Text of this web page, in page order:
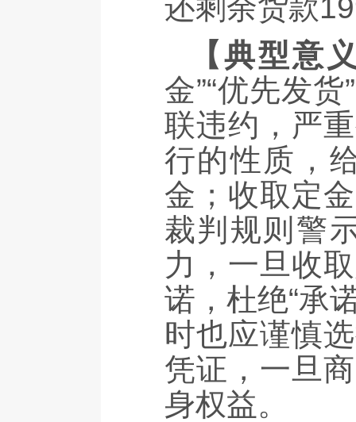
还剩余货款
【典型意
金”“优先发
联违约，严
行的性质，
金；收取定
裁判规则警
力，一旦收
诺，杜绝“承
时也应谨慎
凭证，一旦
身权益。